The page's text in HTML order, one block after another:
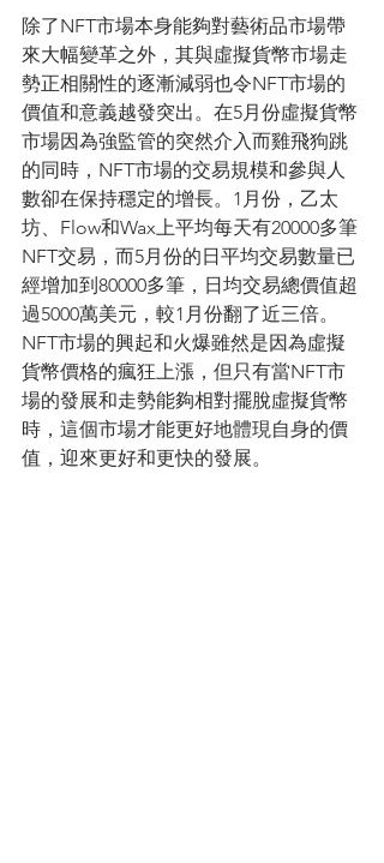
除了NFT市場本身能夠對藝術品市場帶
來大幅變革之外，其與虛擬貨幣市場走
勢正相關性的逐漸減弱也令NFT市場的
價值和意義越發突出。在5月份虛擬貨幣
市場因為強監管的突然介入而雞飛狗跳
的同時，NFT市場的交易規模和參與人
數卻在保持穩定的增長。1月份，乙太
坊、Flow和Wax上平均每天有20000多筆
NFT交易，而5月份的日平均交易數量已
經增加到80000多筆，日均交易總價值超
過5000萬美元，較1月份翻了近三倍。
NFT市場的興起和火爆雖然是因為虛擬
貨幣價格的瘋狂上漲，但只有當NFT市
場的發展和走勢能夠相對擺脫虛擬貨幣
時，這個市場才能更好地體現自身的價
值，迎來更好和更快的發展。